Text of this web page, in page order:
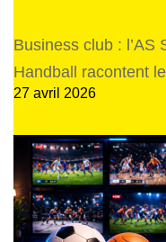
Business club : l’AS
Handball racontent
27 avril 2026